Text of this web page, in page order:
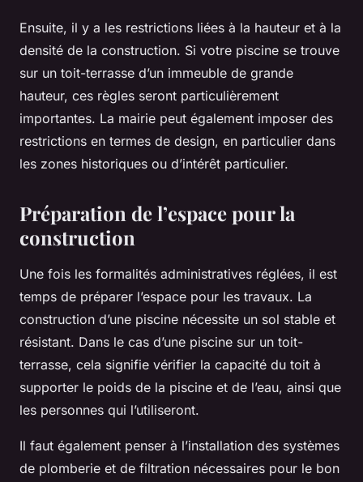
Ensuite, il y a les restrictions liées à la hauteur et à la
densité de la construction. Si votre piscine se trouve
sur un toit-terrasse d’un immeuble de grande
hauteur, ces règles seront particulièrement
importantes. La mairie peut également imposer des
restrictions en termes de design, en particulier dans
les zones historiques ou d’intérêt particulier.
Préparation de l’espace pour la
construction
Une fois les formalités administratives réglées, il est
temps de préparer l’espace pour les travaux. La
construction d’une piscine nécessite un sol stable et
résistant. Dans le cas d’une piscine sur un toit-
terrasse, cela signifie vérifier la capacité du toit à
supporter le poids de la piscine et de l’eau, ainsi que
les personnes qui l’utiliseront.
Il faut également penser à l’installation des systèmes
de plomberie et de filtration nécessaires pour le bon